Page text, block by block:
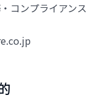
コンプライアンス